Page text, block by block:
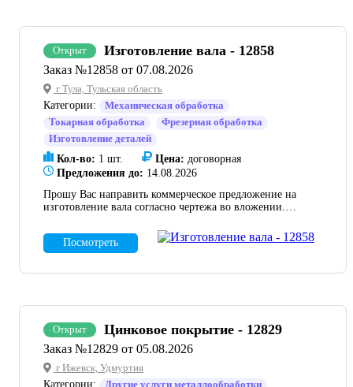
Открыт Изготовление вала - 12858
Заказ №12858 от 07.08.2026
г Тула, Тульская область
Категории:
Механическая обработка
Токарная обработка
Фрезерная обработка
Изготовление деталей
Кол-во: 1 шт. Цена: договорная
Предложения до: 14.08.2026
Прошу Вас направить коммерческое предложение на
изготовление вала согласно чертежа во вложении.
изделия, срок изготовления, отдельной строкой прошу
выделить стоимость доставки до склада Заказчика по
Центральная.
Посмотреть
Открыт Цинковое покрытие - 12829
Заказ №12829 от 05.08.2026
г Ижевск, Удмуртия
Категории:
Другие услуги металлообработки